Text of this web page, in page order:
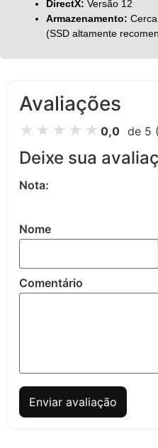
DirectX: Versão 12
Armazenamento:
(SSD altamente
Avaliações
★ ★ ★ ★ ★ 0,0 de 5
Deixe sua
Nota:
Nome
Comentário
Enviar avaliação